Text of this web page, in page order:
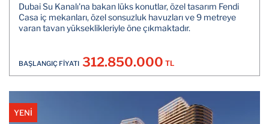
Dubai Su Kanalı'na bakan lüks konutlar, özel tasarım Fendi
Casa iç mekanları, özel sonsuzluk havuzları ve 9 metreye
varan tavan yükseklikleriyle öne çıkmaktadır.
BAŞLANGIÇ FİYATI 312.850.000 TL
YENİ